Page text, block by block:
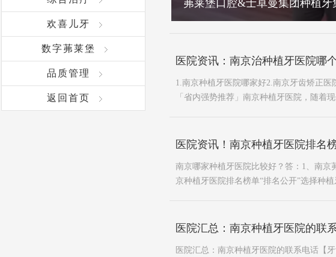
欢喜儿牙
数字茀莱堡
品质管理
返回首页
中德专家 智库联盟 德国口腔医
医院资讯：南京治种植牙医院哪
1.南京种植牙医院哪家好2.南京牙齿矫正
「省内强势推荐」南京种植牙医院，随着
医院资讯！南京种植牙医院排名
南京哪家种植牙医院比较好？答：1、南京
京种植牙医院排名榜单“排名公开”选择种
医院汇总：南京种植牙医院的联
医院汇总：南京种植牙医院的联系电话【